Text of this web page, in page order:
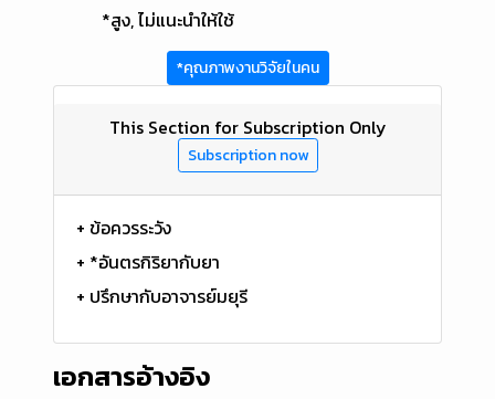
*สูง, ไม่แนะนำให้ใช้
*คุณภาพงานวิจัยในคน
This Section for Subscription Only
Subscription now
+ ข้อควรระวัง
+ *อันตรกิริยากับยา
+ ปรึกษากับอาจารย์มยุรี
เอกสารอ้างอิง